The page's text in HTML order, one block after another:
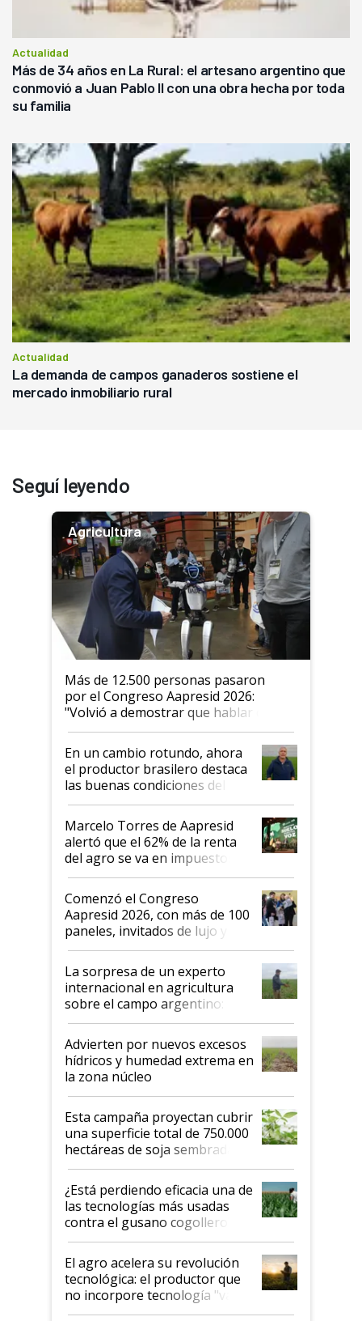
Actualidad
Más de 34 años en La Rural: el artesano argentino que
conmovió a Juan Pablo II con una obra hecha por toda
su familia
Actualidad
La demanda de campos ganaderos sostiene el
mercado inmobiliario rural
Seguí leyendo
Agricultura
Más de 12.500 personas pasaron
por el Congreso Aapresid 2026:
"Volvió a demostrar que hablar del
suelo es hablar de todo el sistema
productivo"
En un cambio rotundo, ahora
el productor brasilero destaca
las buenas condiciones del
agro argentino para invertir:
"Los veo más motivados"
Marcelo Torres de Aapresid
alertó que el 62% de la renta
del agro se va en impuestos:
"No es bueno que en
Argentina se sigan discutiendo
las mismas cosas de hace 50
años"
Comenzó el Congreso
Aapresid 2026, con más de 100
paneles, invitados de lujo y
todas las tendencias
La sorpresa de un experto
internacional en agricultura
sobre el campo argentino:
"Estoy muy impresionado"
Advierten por nuevos excesos
hídricos y humedad extrema en
la zona núcleo
Esta campaña proyectan cubrir
una superficie total de 750.000
hectáreas de soja sembradas
con una nueva generación de
variedades que marcan un
salto tecnológico en genética y
rendimiento
¿Está perdiendo eficacia una de
las tecnologías más usadas
contra el gusano cogollero? El
desafío de una tecnología clave
El agro acelera su revolución
tecnológica: el productor que
no incorpore tecnología "va a
perder el tren"